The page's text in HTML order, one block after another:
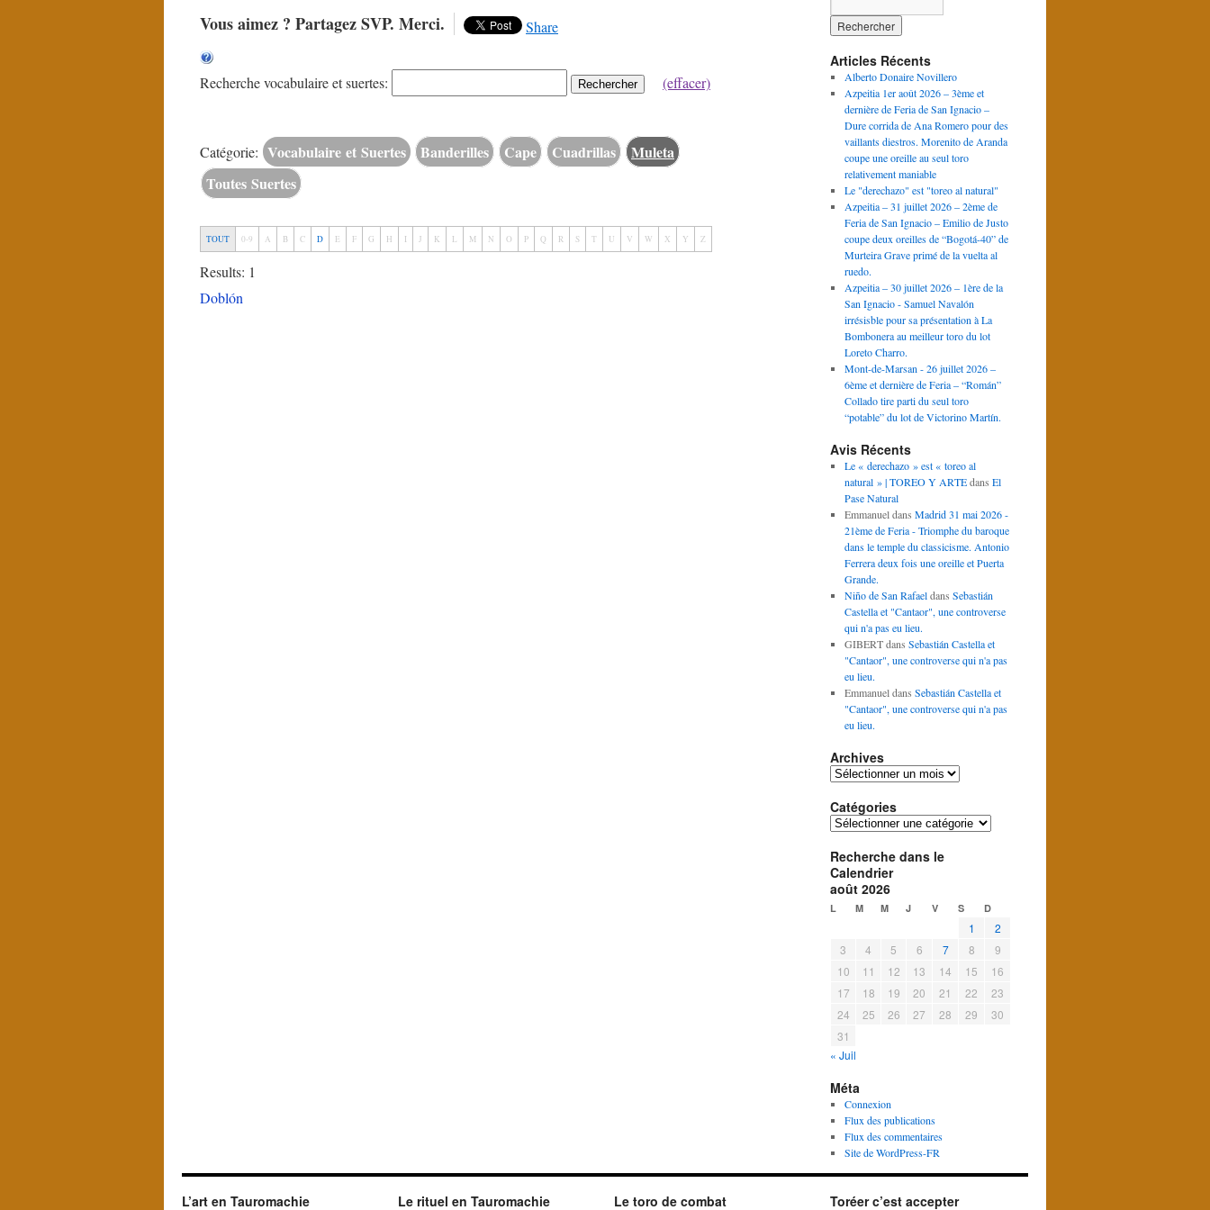
Vous aimez ? Partagez SVP. Merci. Share
Recherche vocabulaire et suertes: Rechercher (effacer)
Catégorie: Vocabulaire et Suertes Banderilles Cape Cuadrillas
Muleta
Toutes Suertes
TOUT 0-9 A B C D E F G H I J K L M N O P Q R S T U V W X Y Z
Results: 1
Doblón
Articles Récents
Alberto Donaire Novillero
Azpeitia 1er août 2026 – 3ème et
dernière de Feria de San Ignacio –
Dure corrida de Ana Romero pour des
vaillants diestros. Morenito de Aranda
coupe une oreille au seul toro
relativement maniable
Le "derechazo" est "toreo al natural"
Azpeitia – 31 juillet 2026 – 2ème de
Feria de San Ignacio – Emilio de Justo
coupe deux oreilles de “Bogotá-40” de
Murteira Grave primé de la vuelta al
ruedo.
Azpeitia – 30 juillet 2026 – 1ère de la
San Ignacio - Samuel Navalón
irrésisble pour sa présentation à La
Bombonera au meilleur toro du lot
Loreto Charro.
Mont-de-Marsan - 26 juillet 2026 –
6ème et dernière de Feria – “Román”
Collado tire parti du seul toro
“potable” du lot de Victorino Martín.
Avis Récents
Le « derechazo » est « toreo al
natural » | TOREO Y ARTEdans El
Pase Natural
Emmanueldans Madrid 31 mai 2026 -
21ème de Feria - Triomphe du baroque
dans le temple du classicisme. Antonio
Ferrera deux fois une oreille et Puerta
Grande.
Niño de San Rafaeldans Sebastián
Castella et "Cantaor", une controverse
qui n'a pas eu lieu.
GIBERTdans Sebastián Castella et
"Cantaor", une controverse qui n'a pas
eu lieu.
Emmanueldans Sebastián Castella et
"Cantaor", une controverse qui n'a pas
eu lieu.
Archives
Archives
Catégories
Catégories
Recherche dans le
Calendrier
août 2026
L M M J V S D
1
2
3
4 5 6 7 8
9
10
11 12 13 14 15
16
17
18 19 20 21 22
23
24
25 26 27 28 29
30
31
« Juil
Méta
Connexion
Flux des publications
Flux des commentaires
Site de WordPress-FR
L’art en Tauromachie Le rituel en Tauromachie Le toro de combat
Toréer c’est accepter